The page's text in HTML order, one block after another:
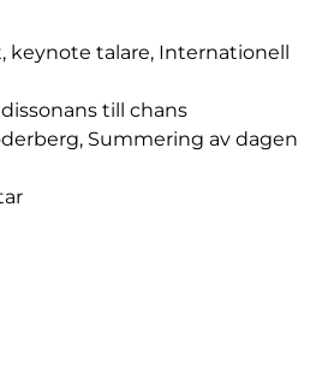
keynote talare, Internationell
dissonans till chans
Summering av dagen